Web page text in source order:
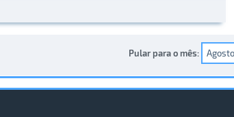
Pular para o mês: